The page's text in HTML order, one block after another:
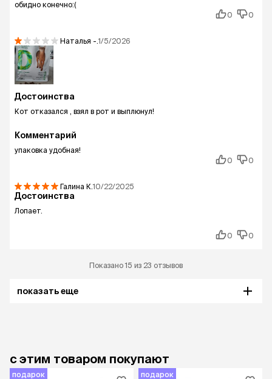
обидно конечно:(
0
0
Наталья -.1/5/2026
Достоинства
Кот отказался , взял в рот и выплюнул!
Комментарий
упаковка удобная!
0
0
Галина К.10/22/2025
Достоинства
Лопает.
0 0
Показано 15 из 23 отзывов
показать еще
с этим товаром покупают
подарок подарок